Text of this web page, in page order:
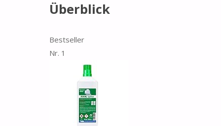
Überblick
Bestseller
Nr. 1